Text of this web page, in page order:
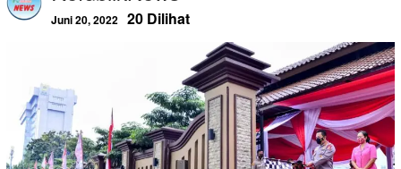
Juni 20, 2022 20 Dilihat